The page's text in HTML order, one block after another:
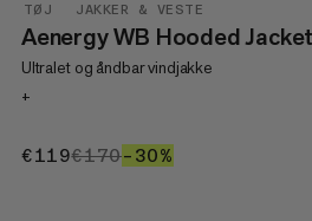
TØJ JAKKER & VESTE
Aenergy WB Hooded
Ultralet og åndbar vindjakke
+
€119€119
€170€170
–30%